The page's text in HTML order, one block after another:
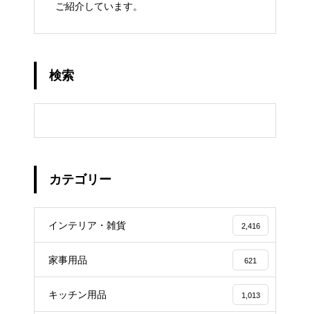
ご紹介しています。
検索
カテゴリー
インテリア・雑貨 2,416
家事用品 621
キッチン用品 1,013